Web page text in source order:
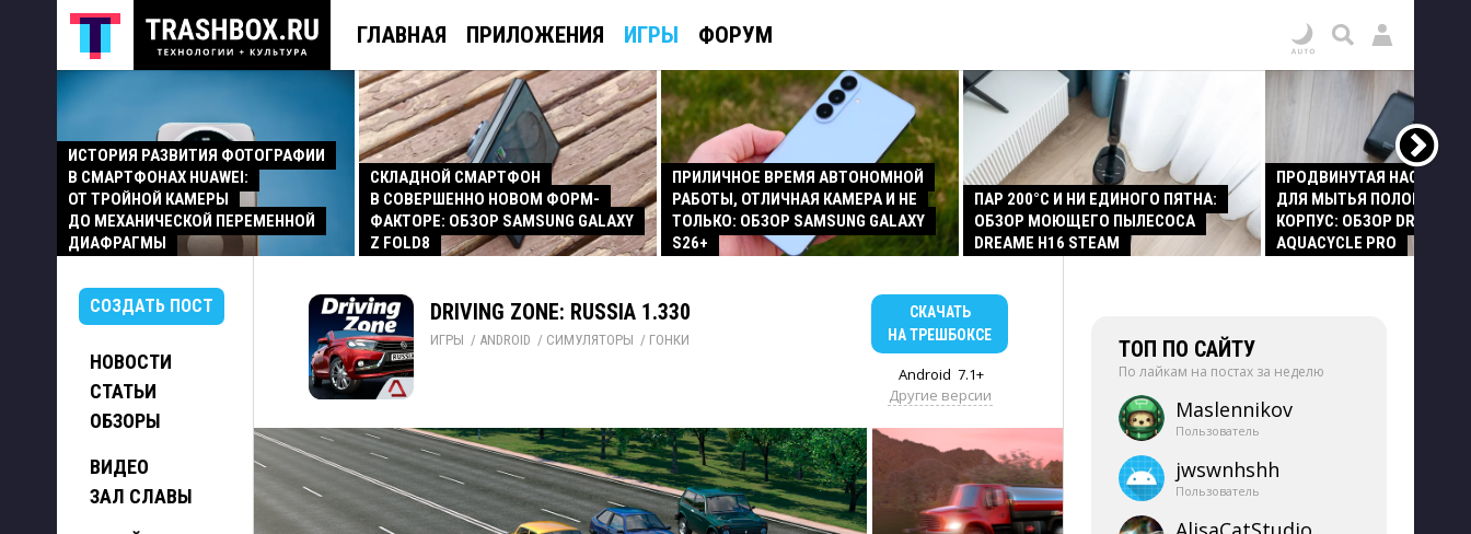
ГЛАВНАЯ ПРИЛОЖЕНИЯ ИГРЫ ФОРУМ
ИСТОРИЯ РАЗВИТИЯ ФОТОГРАФИИ
В СМАРТФОНАХ HUAWEI:
ОТ ТРОЙНОЙ КАМЕРЫ
ДО МЕХАНИЧЕСКОЙ ПЕРЕМЕННОЙ
ДИАФРАГМЫ
СКЛАДНОЙ СМАРТФОН
В СОВЕРШЕННО НОВОМ ФОРМ-
ФАКТОРЕ: ОБЗОР SAMSUNG GALAXY
Z FOLD8
ПРИЛИЧНОЕ ВРЕМЯ АВТОНОМНОЙ
РАБОТЫ, ОТЛИЧНАЯ КАМЕРА И НЕ
ТОЛЬКО: ОБЗОР SAMSUNG GALAXY
S26+
ПАР 200°C И НИ ЕДИНОГО ПЯТНА:
ОБЗОР МОЮЩЕГО ПЫЛЕСОСА
DREAME H16 STEAM
ПРОДВИНУТАЯ НАСАДКА
ДЛЯ МЫТЬЯ ПОЛОВ И
КОРПУС: ОБЗОР DREAME
AQUACYCLE PRO
СОЗДАТЬ ПОСТ
НОВОСТИ
СТАТЬИ
ОБЗОРЫ
ВИДЕО
ЗАЛ СЛАВЫ
DRIVING ZONE: RUSSIA 1.330
ИГРЫ / ANDROID / СИМУЛЯТОРЫ / ГОНКИ
СКАЧАТЬ
НА ТРЕШБОКСЕ
Android 7.1+
Другие версии
ТОП ПО САЙТУ
По лайкам на постах за неделю
Maslennikov
Пользователь
jwswnhshh
Пользователь